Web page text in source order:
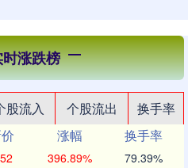
涨跌榜
股流入 个股流出
换手率
涨幅
换手率
396.89% 79.39%